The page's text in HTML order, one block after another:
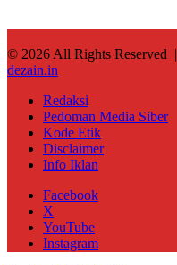
© 2026 All Rights Reserved |
dezain.in
Redaksi
Pedoman Media Siber
Kode Etik
Disclaimer
Info Iklan
Facebook
X
YouTube
Instagram